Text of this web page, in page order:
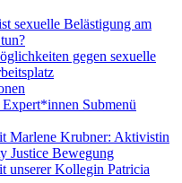
sexuelle Belästigung am
gegen sexuelle
Expert*innen Submenü
Marlene Krubner: Aktivistin
Justice Bewegung
unserer Kollegin Patricia